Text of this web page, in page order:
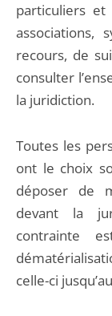
particuliers et
associations,
recours, de
consulter
la juridiction.
Toutes les
ont le choix
déposer de
devant la
contrainte
celle-ci